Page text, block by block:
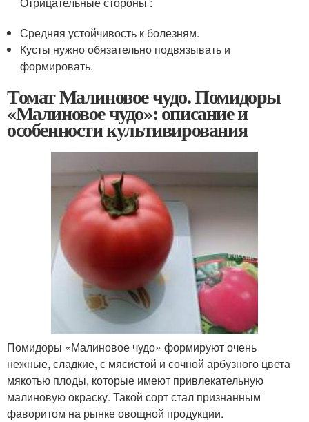
Средняя устойчивость к болезням.
Кусты нужно обязательно подвязывать и
формировать.
Томат Малиновое чудо. Помидоры
«Малиновое чудо»: описание и
особенности культивирования
Помидоры «Малиновое чудо» формируют очень
нежные, сладкие, с мясистой и сочной арбузного цвета
мякотью плоды, которые имеют привлекательную
малиновую окраску. Такой сорт стал признанным
фаворитом на рынке овощной продукции.